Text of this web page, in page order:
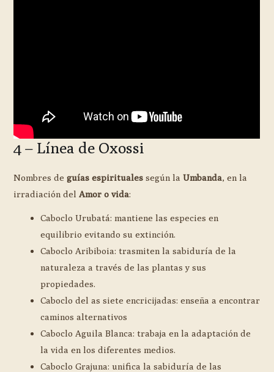
4 – Línea de Oxossi
Nombres deguías espirituales según laUmbanda, en la
irradiación delAmor o vida:
Caboclo Urubatá: mantiene las especies en
equilibrio evitando su extinción.
Caboclo Aribiboia: trasmiten la sabiduría de la
naturaleza a través de las plantas y sus
propiedades.
Caboclo del as siete encricijadas: enseña a encontrar
caminos alternativos
Caboclo Aguila Blanca: trabaja en la adaptación de
la vida en los diferentes medios.
Caboclo Grajuna: unifica la sabiduría de las